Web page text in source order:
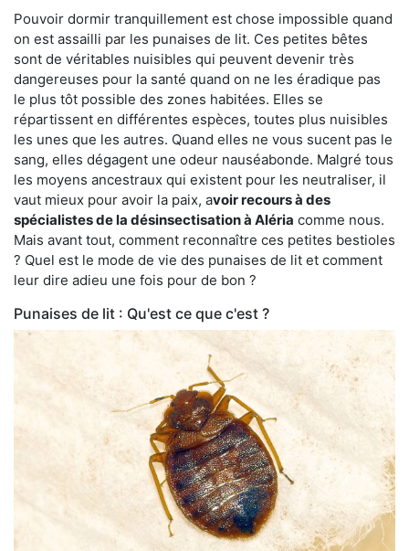
Pouvoir dormir tranquillement est chose impossible quand
on est assailli par les punaises de lit. Ces petites bêtes
sont de véritables nuisibles qui peuvent devenir très
dangereuses pour la santé quand on ne les éradique pas
le plus tôt possible des zones habitées. Elles se
répartissent en différentes espèces, toutes plus nuisibles
les unes que les autres. Quand elles ne vous sucent pas le
sang, elles dégagent une odeur nauséabonde. Malgré tous
les moyens ancestraux qui existent pour les neutraliser, il
vaut mieux pour avoir la paix, avoir recours à des
spécialistes de la désinsectisation à Aléria comme nous.
Mais avant tout, comment reconnaître ces petites bestioles
? Quel est le mode de vie des punaises de lit et comment
leur dire adieu une fois pour de bon ?
Punaises de lit : Qu'est ce que c'est ?